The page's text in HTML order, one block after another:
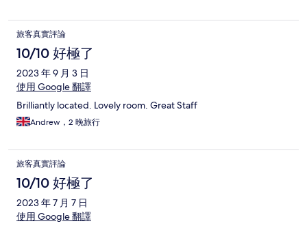
旅客真實評論
10/10 好極了
2023 年 9 月 3 日
使用 Google 翻譯
Brilliantly located. Lovely room. Great Staff
Andrew，2 晚旅行
旅客真實評論
10/10 好極了
2023 年 7 月 7 日
使用 Google 翻譯